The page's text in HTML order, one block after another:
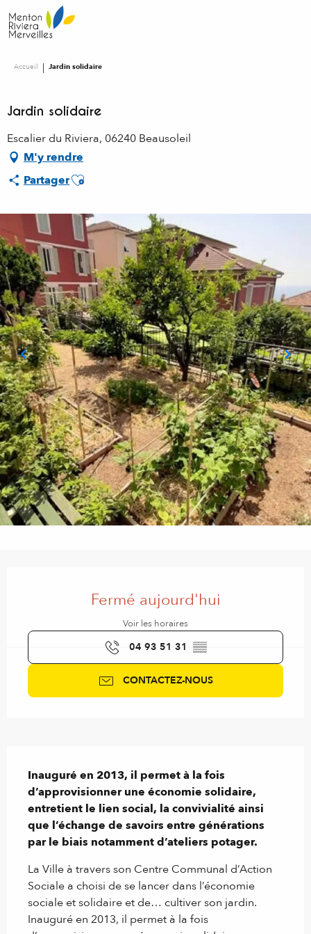
au
contenu
Accueil Jardin solidaire
Jardin solidaire
Escalier du Riviera, 06240 Beausoleil
M'y rendre
PartagerAjouter aux favoris
Fermé aujourd'hui
Voir les horaires
04 93 51 31 ▒▒
CONTACTEZ-NOUS
Inauguré en 2013, il permet à la fois
d’approvisionner une économie solidaire,
entretient le lien social, la convivialité ainsi
que l’échange de savoirs entre générations
par le biais notamment d’ateliers potager.
La Ville à travers son Centre Communal d’Action
Sociale a choisi de se lancer dans l’économie
sociale et solidaire et de… cultiver son jardin.
Inauguré en 2013, il permet à la fois